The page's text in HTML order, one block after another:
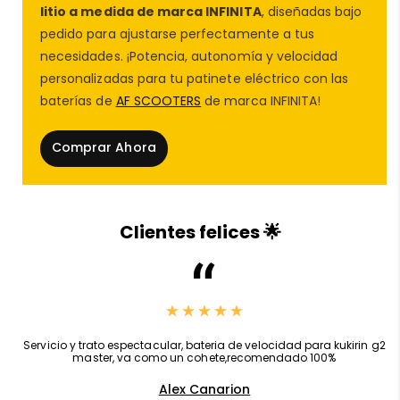
✅Doble motor de 1000W nominalespara una
aceleración rápida y un rendimiento excepcional
✅Autonomía de hasta 100 km en modo eco
gracias a su batería de60V 24Ah
✅Sistema de suspensión ajustable en 9
posicionespara una comodidad inigualable
✅
Neumáticos de 10 pulgadas con cámara de aire
para máxima estabilidad
Nuevo sistema de plegado Dualtron con doble
para mayor seguridad y resistencia
Patinete eléctrico homologado por la DGT
para circular sin problemas
Este
patinete eléctrico potente
está diseñado para
quienes buscan unaexperiencia de conducción
, con un rendimiento de
litio a medida de marca INFINITA, diseñadas bajo
pedido para ajustarse perfectamente a tus
necesidades. ¡Potencia, autonomía y velocidad
personalizadas para tu patinete eléctrico con las
baterías de AF SCOOTERS de marca INFINITA!
Comprar Ahora
Clientes felices 🌟
Servicio y trato espectacular, bateria de velocidad para kukirin g2
master, va como un cohete,recomendado 100%
Alex Canarion